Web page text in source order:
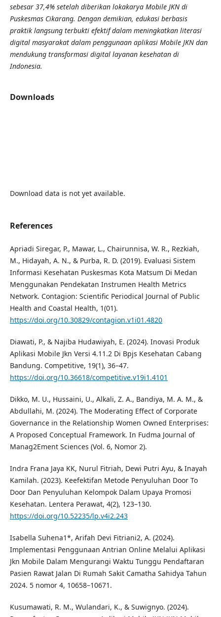
sebesar 37,4% setelah diberikan lokakarya Mobile JKN di
Puskesmas Cikarang. Dengan demikian, edukasi berbasis
praktik langsung terbukti efektif dalam meningkatkan literasi
digital masyarakat dalam penggunaan aplikasi Mobile JKN dan
mendukung transformasi digital layanan kesehatan di
Indonesia.
Downloads
Download data is not yet available.
References
Apriadi Siregar, P., Mawar, L., Chairunnisa, W. R., Rezkiah,
M., Hidayah, A. N., & Purba, R. D. (2019). Evaluasi Sistem
Informasi Kesehatan Puskesmas Kota Matsum Di Medan
Menggunakan Pendekatan Instrumen Health Metrics
Network. Contagion: Scientific Periodical Journal of Public
Health and Coastal Health, 1(01).
https://doi.org/10.30829/contagion.v1i01.4820
Diawati, P., & Najiba Hudawiyah, E. (2024). Inovasi Produk
Aplikasi Mobile Jkn Versi 4.11.2 Di Bpjs Kesehatan Cabang
Bandung. Competitive, 19(1), 36–47.
https://doi.org/10.36618/competitive.v19i1.4101
Dikko, M. U., Hussaini, U., Alkali, Z. A., Bandiya, M. A. M., &
Abdullahi, M. (2024). The Moderating Effect of Corporate
Governance in the Relationship Women Owned Enterprises:
A Proposed Conceptual Framework. In Fudma Journal of
Manag2Ement Sciences (Vol. 6, Nomor 2).
Indra Frana Jaya KK, Nurul Fitriah, Dewi Putri Ayu, & Inayah
Kamilah. (2023). Keefektifan Metode Penyuluhan Door To
Door Dan Penyuluhan Kelompok Dalam Upaya Promosi
Kesehatan. Lentera Perawat, 4(2), 123–130.
https://doi.org/10.52235/lp.v4i2.243
Isabella Suhena1*, Arifah Devi Fitriani2, A. (2024).
Implementasi Penggunaan Antrian Online Melalui Aplikasi
Jkn Mobile Dalam Mengurangi Waktu Tunggu Pendaftaran
Pasien Rawat Jalan Di Rumah Sakit Camatha Sahidya Tahun
2024. 5 nomor 4, 10658–10671.
Kusumawati, R. M., Wulandari, K., & Suwignyo. (2024).